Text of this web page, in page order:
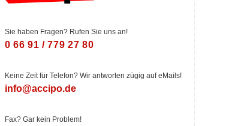
Sie haben Fragen? Rufen Sie uns an!
0 66 91 / 779 27 80
Keine Zeit für Telefon? Wir antworten zügig auf eMails!
info@accipo.de
Fax? Gar kein Problem!